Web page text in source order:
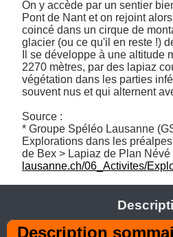
On y accède par un sentier
Pont de Nant et on rejoint
coincé dans un cirque de
glacier (ou ce qu'il en reste !)
Il se développe à une altitude
2270 mètres, par des lapiaz
végétation dans les parties
souvent nus et qui alternent
Source :
* Groupe Spéléo Lausanne
Explorations dans les
de Bex > Lapiaz de Plan Névé
lausanne.ch/06_Activites/
Description